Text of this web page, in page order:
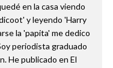
en la casa viendo
y leyendo 'Harry
la 'papita' me dedico
periodista graduado
He publicado en El